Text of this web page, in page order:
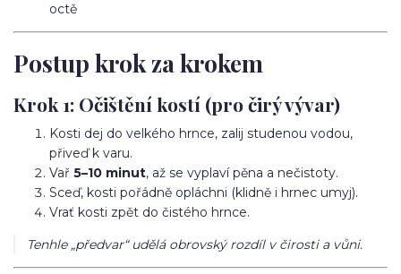
octě
Postup krok za krokem
Krok 1: Očištění kostí (pro čirý vývar)
Kosti dej do velkého hrnce, zalij studenou vodou,
přiveď k varu.
Vař 5–10 minut, až se vyplaví pěna a nečistoty.
Sceď, kosti pořádně opláchni (klidně i hrnec umyj).
Vrať kosti zpět do čistého hrnce.
Tenhle „předvar“ udělá obrovský rozdíl v čirosti a vůni.